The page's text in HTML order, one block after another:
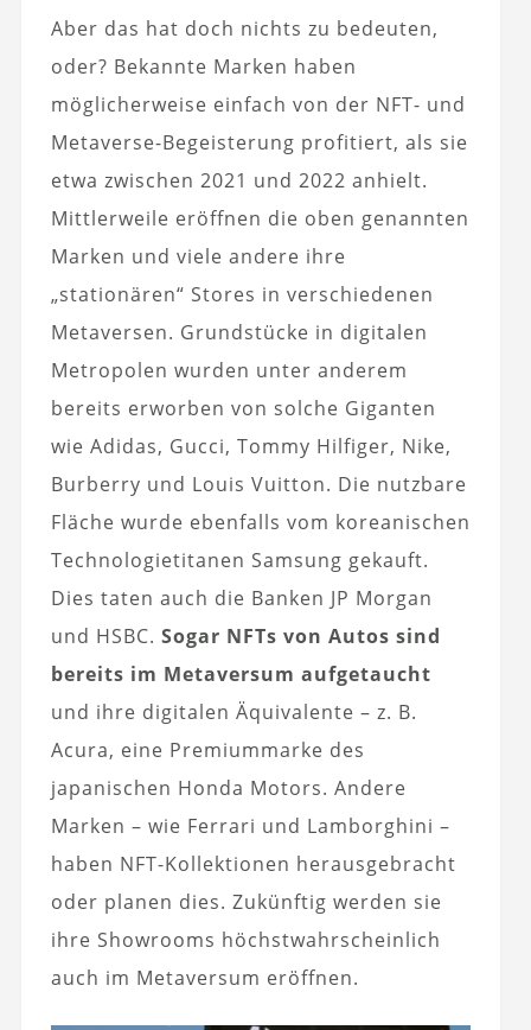
Aber das hat doch nichts zu bedeuten,
oder? Bekannte Marken haben
möglicherweise einfach von der NFT- und
Metaverse-Begeisterung profitiert, als sie
etwa zwischen 2021 und 2022 anhielt.
Mittlerweile eröffnen die oben genannten
Marken und viele andere ihre
„stationären“ Stores in verschiedenen
Metaversen. Grundstücke in digitalen
Metropolen wurden unter anderem
bereits erworben von solche Giganten
wie Adidas, Gucci, Tommy Hilfiger, Nike,
Burberry und Louis Vuitton. Die nutzbare
Fläche wurde ebenfalls vom koreanischen
Technologietitanen Samsung gekauft.
Dies taten auch die Banken JP Morgan
und HSBC. Sogar NFTs von Autos sind
bereits im Metaversum aufgetaucht
und ihre digitalen Äquivalente – z. B.
Acura, eine Premiummarke des
japanischen Honda Motors. Andere
Marken – wie Ferrari und Lamborghini –
haben NFT-Kollektionen herausgebracht
oder planen dies. Zukünftig werden sie
ihre Showrooms höchstwahrscheinlich
auch im Metaversum eröffnen.